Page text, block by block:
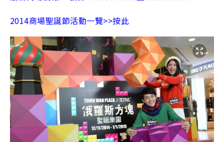
2014商場聖誕節活動一覽>>按此